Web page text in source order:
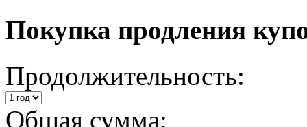
Покупка продления
Продолжительность:
Общая сумма: